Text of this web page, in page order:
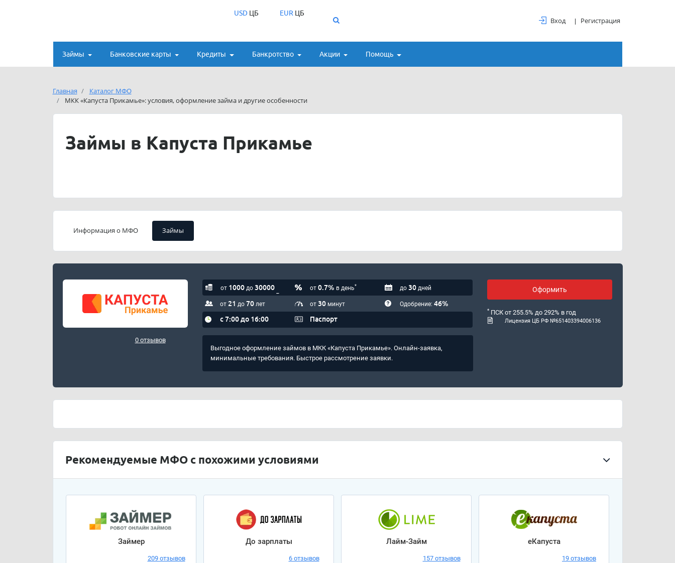
USDЦБ EUR ЦБ
Вход Регистрация
Займы Банковские карты Кредиты Банкротство Акции Помощь
Главная
Каталог МФО
МКК «Капуста Прикамье»: условия, оформление займа и другие особенности
Займы в Капуста Прикамье
Информация о МФО Займы
0 отзывов
от 1000 до 30000 от 0.7% в день* до 30 дней
от 21 до 70 лет от 30 минут Одобрение: 46%
с 7:00 до 16:00
Паспорт
Выгодное оформление займов в МКК «Капуста Прикамье». Онлайн-заявка,
минимальные требования. Быстрое рассмотрение заявки.
Оформить
* ПСК от 255.5% до 292% в год
Лицензия ЦБ РФ №651403394006136
Рекомендуемые МФО с похожими условиями
Займер
209 отзывов
До зарплаты
6 отзывов
Лайм-Займ
157 отзывов
еКапуста
19 отзывов